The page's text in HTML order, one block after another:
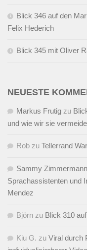
Blick 346 auf den
Felix Hederich
Blick 345 mit Oliver
NEUESTE
Markus Frutig zu
und wie wir sie
Rob zu Tellerrand
Sammy
Sprachassistenten und
Mendez
Björn zu Blick 310
Kiu G. zu Viral durch